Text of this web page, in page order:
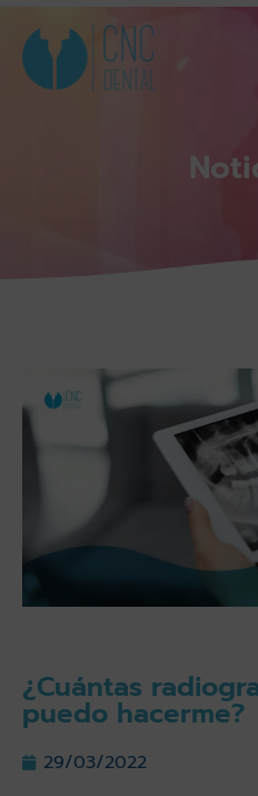
¿Cuántas
puedo hacerme?
29/03/2022